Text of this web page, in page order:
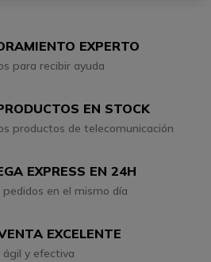
EXPERTO
para recibir ayuda
EN STOCK
productos de telecomunicación
EXPRESS EN 24H
pedidos en el mismo día
EXCELENTE
ágil y efectiva